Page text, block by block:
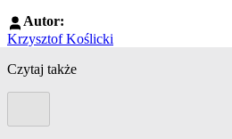
Autor:
Krzysztof Koślicki
Czytaj także